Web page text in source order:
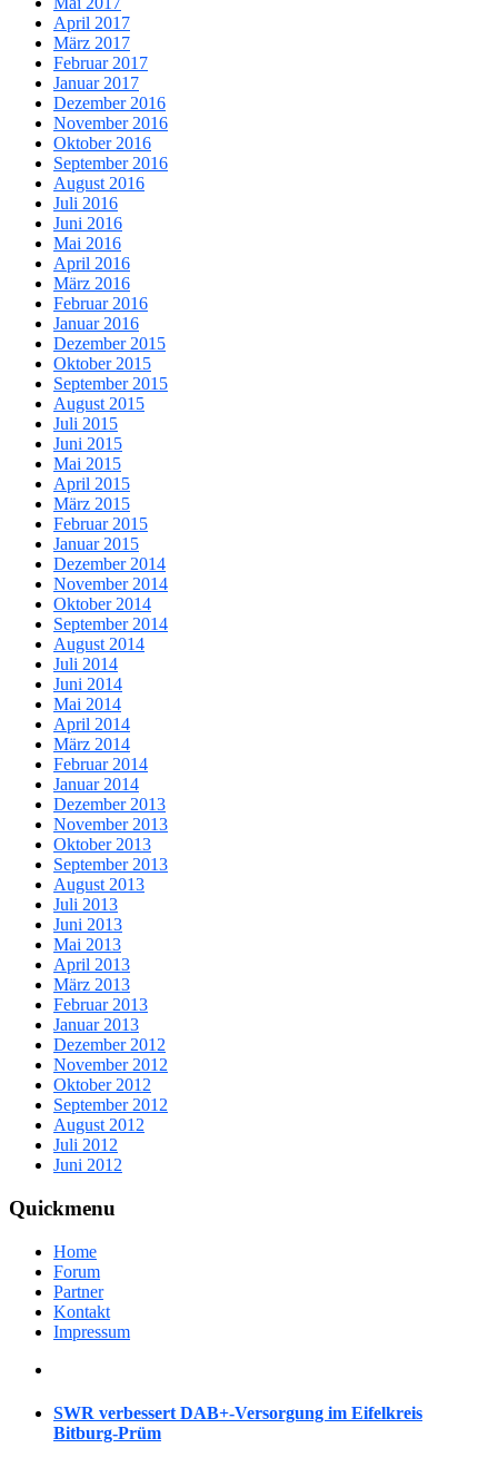
April 2017
März 2017
Februar 2017
Januar 2017
Dezember 2016
November 2016
Oktober 2016
September 2016
August 2016
Juli 2016
Juni 2016
Mai 2016
April 2016
März 2016
Februar 2016
Januar 2016
Dezember 2015
Oktober 2015
September 2015
August 2015
Juli 2015
Juni 2015
Mai 2015
April 2015
März 2015
Februar 2015
Januar 2015
Dezember 2014
November 2014
Oktober 2014
September 2014
August 2014
Juli 2014
Juni 2014
Mai 2014
April 2014
März 2014
Februar 2014
Januar 2014
Dezember 2013
November 2013
Oktober 2013
September 2013
August 2013
Juli 2013
Juni 2013
Mai 2013
April 2013
März 2013
Februar 2013
Januar 2013
Dezember 2012
November 2012
Oktober 2012
September 2012
August 2012
Juli 2012
Juni 2012
Quickmenu
Home
Forum
Partner
Kontakt
Impressum
SWR verbessert DAB+-Versorgung im Eifelkreis
Bitburg-Prüm